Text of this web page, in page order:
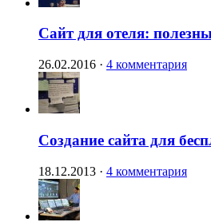
Сайт для отеля:
26.02.2016 · 4 комментария
Создание сайта для
18.12.2013 · 4 комментария